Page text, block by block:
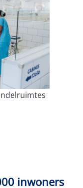
inwoners